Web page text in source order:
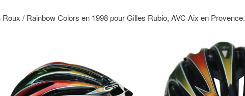
/ Rainbow Colors en 1998 pour Gilles Rubio, AVC Aix en Provence.